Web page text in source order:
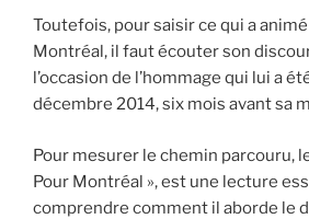
Toutefois, pour saisir ce qui a
Montréal, il faut écouter son
l’occasion de l’hommage qui lui a
décembre 2014, six mois avant sa
Pour mesurer le chemin parcouru,
Pour Montréal », est une lecture
comprendre comment il aborde le